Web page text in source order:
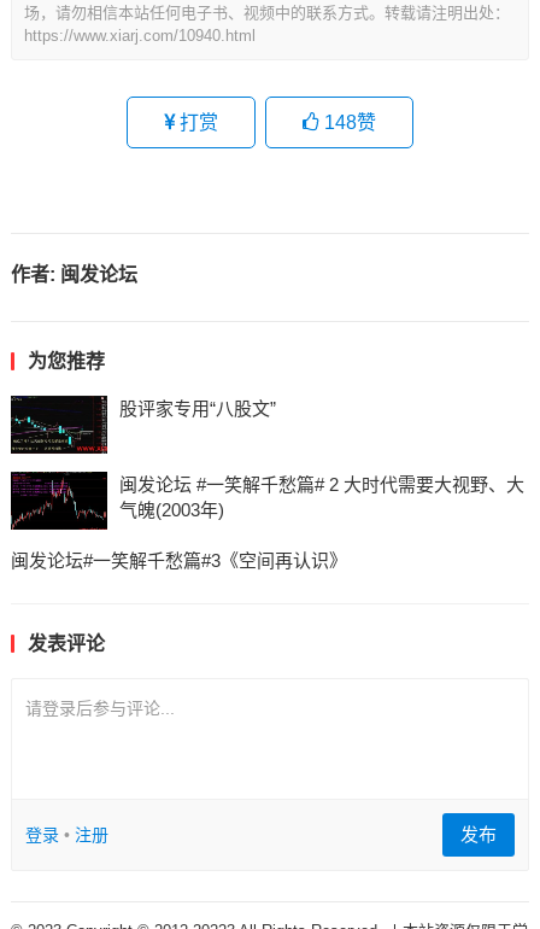
场，请勿相信本站任何电子书、视频中的联系方式。转载请注明出处：
https://www.xiarj.com/10940.html
打赏 148赞
作者: 闽发论坛
为您推荐
股评家专用“八股文”
闽发论坛 #一笑解千愁篇# 2 大时代需要大视野、大
气魄(2003年)
闽发论坛#一笑解千愁篇#3《空间再认识》
发表评论
请登录后参与评论...
登录• 注册 发布